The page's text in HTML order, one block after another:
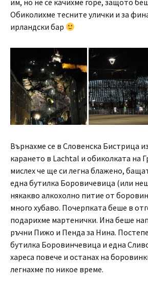
им, но не се качихме горе, защото
Обиколихме тесните улички и за
ирландски бар
Върнахме се в Словенска Бистрица
карането в Lachtal и обиколката на
мислех че ще си легна блажено,
една бутилка Боровичевица (или
някакво алкохолно питие от
много хубаво. Почерпката беше в
подарихме мартенички. Ина беше
ръчни Пижо и Пенда за Нина.
бутилка Боровинчевица и една
хареса повече и останах на
легнахме по никое време.